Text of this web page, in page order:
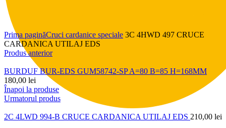
Click pentru a mări
Prima paginăCruci cardanice speciale 3C 4HWD 497 CRUCE
CARDANICA UTILAJ EDS
Produs anterior
BURDUF BUR-EDS GUM58742-SP A=80 B=85 H=168MM
180,00 lei
Înapoi la produse
Urmatorul produs
2C 4LWD 994-B CRUCE CARDANICA UTILAJ EDS 210,00 lei